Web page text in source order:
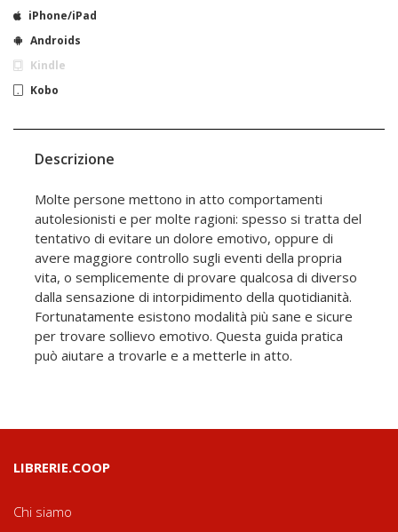
iPhone/iPad
Androids
Kindle
Kobo
Descrizione
Molte persone mettono in atto comportamenti
autolesionisti e per molte ragioni: spesso si tratta del
tentativo di evitare un dolore emotivo, oppure di
avere maggiore controllo sugli eventi della propria
vita, o semplicemente di provare qualcosa di diverso
dalla sensazione di intorpidimento della quotidianità.
Fortunatamente esistono modalità più sane e sicure
per trovare sollievo emotivo. Questa guida pratica
può aiutare a trovarle e a metterle in atto.
LIBRERIE.COOP
Chi siamo